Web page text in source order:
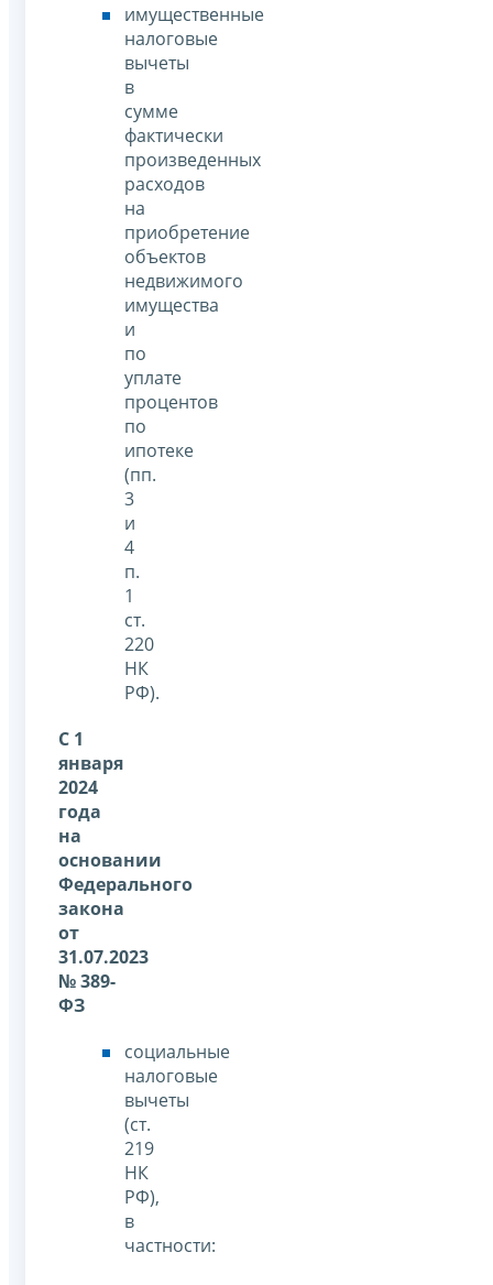
имущественные
налоговые
вычеты
в
сумме
фактически
произведенных
расходов
на
приобретение
объектов
недвижимого
имущества
и
по
уплате
процентов
по
ипотеке
(пп.
3
и
4
п.
1
ст.
220
НК
РФ).
С 1
января
2024
года
на
основании
Федерального
закона
от
31.07.2023
№ 389-
ФЗ
социальные
налоговые
вычеты
(ст.
219
НК
РФ),
в
частности: